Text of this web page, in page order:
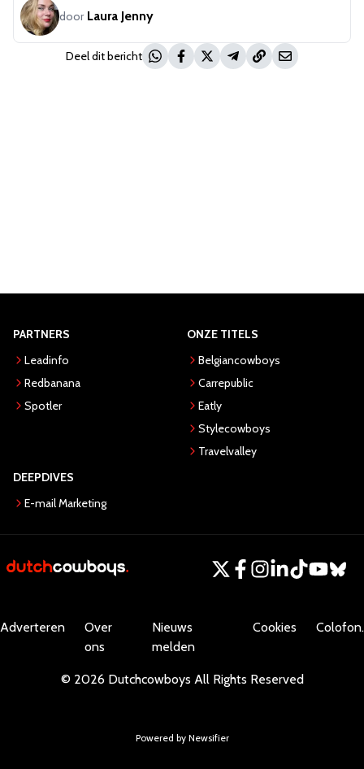
door Laura Jenny
Deel dit bericht
PARTNERS
Leadinfo
Redbanana
Spotler
ONZE TITELS
Belgiancowboys
Carrepublic
Eatly
Stylecowboys
Travelvalley
DEEPDIVES
E-mail Marketing
Adverteren
Over
ons
Nieuws
melden
Cookies Colofon.
© 2026 Dutchcowboys All Rights Reserved
Powered by Newsifier